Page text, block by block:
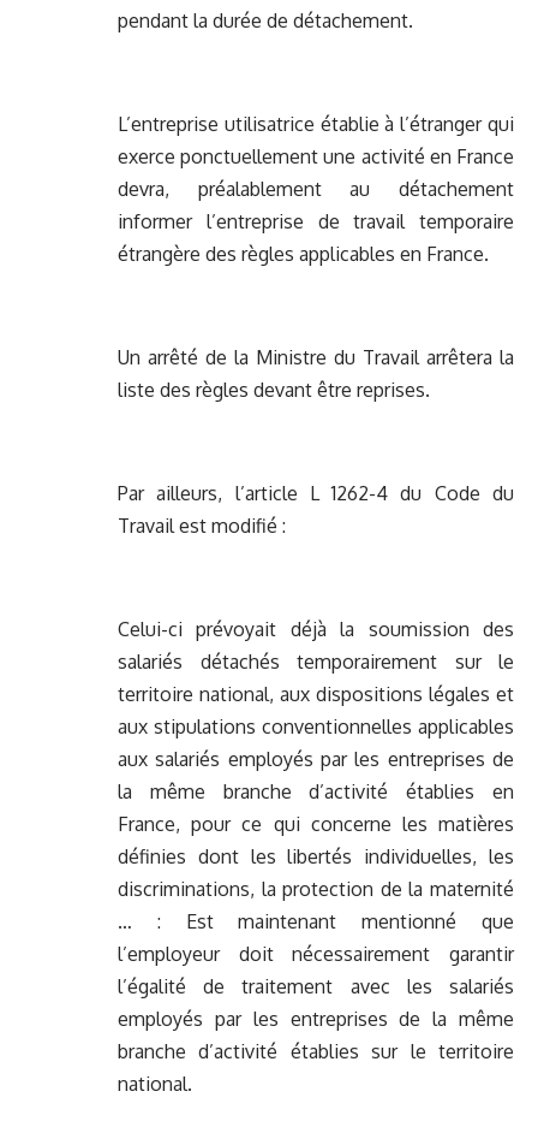
pendant la durée de détachement.
L’entreprise utilisatrice établie à l’étranger qui
exerce ponctuellement une activité en France
devra, préalablement au détachement
informer l’entreprise de travail temporaire
étrangère des règles applicables en France.
Un arrêté de la Ministre du Travail arrêtera la
liste des règles devant être reprises.
Par ailleurs, l’article L 1262-4 du Code du
Travail est modifié :
Celui-ci prévoyait déjà la soumission des
salariés détachés temporairement sur le
territoire national, aux dispositions légales et
aux stipulations conventionnelles applicables
aux salariés employés par les entreprises de
la même branche d’activité établies en
France, pour ce qui concerne les matières
définies dont les libertés individuelles, les
discriminations, la protection de la maternité
… : Est maintenant mentionné que
l’employeur doit nécessairement garantir
l’égalité de traitement avec les salariés
employés par les entreprises de la même
branche d’activité établies sur le territoire
national.